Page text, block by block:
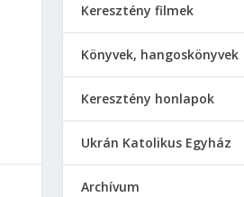
Keresztény filmek
Könyvek, hangoskönyvek
Keresztény honlapok
Ukrán Katolikus Egyház
Аrchívum